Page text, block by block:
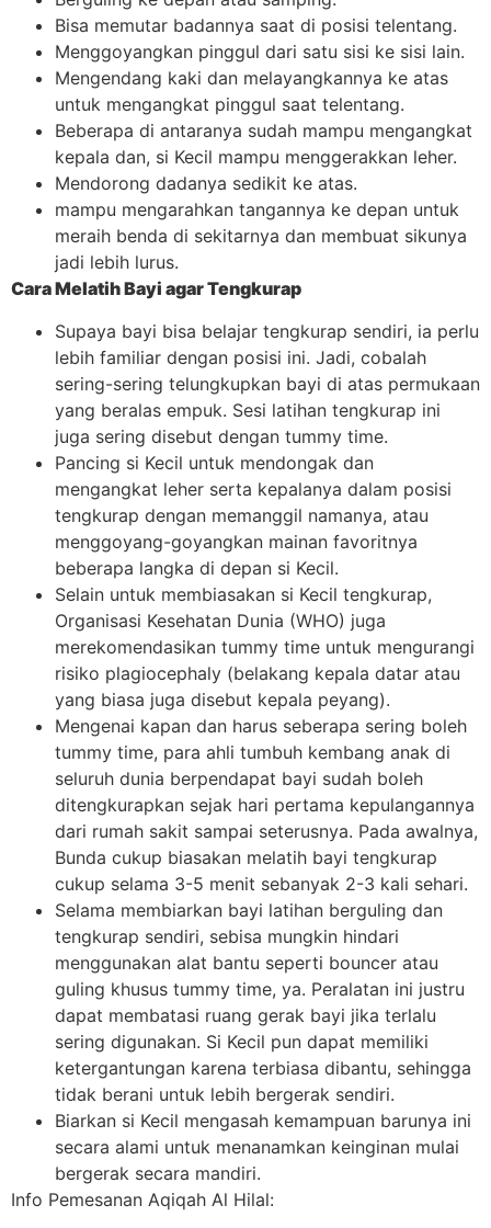
Bisa memutar badannya saat di posisi telentang.
Menggoyangkan pinggul dari satu sisi ke sisi lain.
Mengendang kaki dan melayangkannya ke atas
untuk mengangkat pinggul saat telentang.
Beberapa di antaranya sudah mampu mengangkat
kepala dan, si Kecil mampu menggerakkan leher.
Mendorong dadanya sedikit ke atas.
mampu mengarahkan tangannya ke depan untuk
meraih benda di sekitarnya dan membuat sikunya
jadi lebih lurus.
Cara Melatih Bayi agar Tengkurap
Supaya bayi bisa belajar tengkurap sendiri, ia perlu
lebih familiar dengan posisi ini. Jadi, cobalah
sering-sering telungkupkan bayi di atas permukaan
yang beralas empuk. Sesi latihan tengkurap ini
juga sering disebut dengan tummy time.
Pancing si Kecil untuk mendongak dan
mengangkat leher serta kepalanya dalam posisi
tengkurap dengan memanggil namanya, atau
menggoyang-goyangkan mainan favoritnya
beberapa langka di depan si Kecil.
Selain untuk membiasakan si Kecil tengkurap,
Organisasi Kesehatan Dunia (WHO) juga
merekomendasikan tummy time untuk mengurangi
risiko plagiocephaly (belakang kepala datar atau
yang biasa juga disebut kepala peyang).
Mengenai kapan dan harus seberapa sering boleh
tummy time, para ahli tumbuh kembang anak di
seluruh dunia berpendapat bayi sudah boleh
ditengkurapkan sejak hari pertama kepulangannya
dari rumah sakit sampai seterusnya. Pada awalnya,
Bunda cukup biasakan melatih bayi tengkurap
cukup selama 3-5 menit sebanyak 2-3 kali sehari.
Selama membiarkan bayi latihan berguling dan
tengkurap sendiri, sebisa mungkin hindari
menggunakan alat bantu seperti bouncer atau
guling khusus tummy time, ya. Peralatan ini justru
dapat membatasi ruang gerak bayi jika terlalu
sering digunakan. Si Kecil pun dapat memiliki
ketergantungan karena terbiasa dibantu, sehingga
tidak berani untuk lebih bergerak sendiri.
Biarkan si Kecil mengasah kemampuan barunya ini
secara alami untuk menanamkan keinginan mulai
bergerak secara mandiri.
Info Pemesanan Aqiqah Al Hilal: